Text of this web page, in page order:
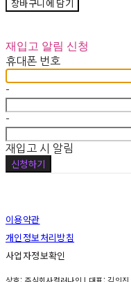
장바구니에 담기
재입고 알림 신청
휴대폰 번호
-
-
재입고 시 알림
신청하기
이용약관
개인정보처리방침
사업자정보확인